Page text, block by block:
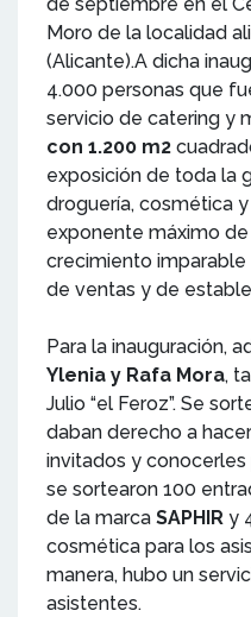
Moro de la localidad
(Alicante).A dicha
4.000 personas que
servicio de catering y
con 1.200 m2
exposición de toda la
droguería, cosmética
exponente máximo
crecimiento
de ventas y de
Para la inauguración,
Ylenia y Rafa Mora,
Julio “el Feroz”. Se
daban derecho a
invitados y
se sortearon 100
de la marca SAPHIR y
cosmética para los
manera, hubo un
asistentes.